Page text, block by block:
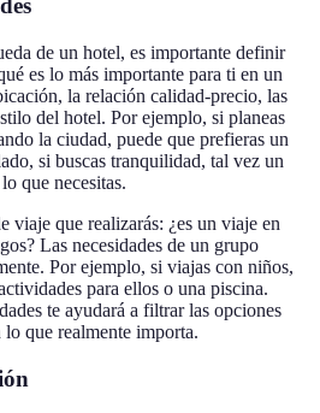
de un hotel, es importante definir
es lo más importante para ti en un
la relación calidad-precio, las
del hotel. Por ejemplo, si planeas
la ciudad, puede que prefieras un
si buscas tranquilidad, tal vez un
que necesitas.
viaje que realizarás: ¿es un viaje en
Las necesidades de un grupo
Por ejemplo, si viajas con niños,
para ellos o una piscina.
te ayudará a filtrar las opciones
que realmente importa.